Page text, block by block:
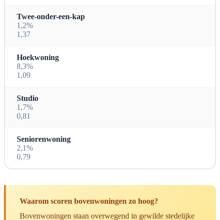
Twee-onder-een-kap
1,2%
1,37
Hoekwoning
8,3%
1,09
Studio
1,7%
0,81
Seniorenwoning
2,1%
0,79
Waarom scoren bovenwoningen zo hoog?
Bovenwoningen staan overwegend in gewilde stedelijke